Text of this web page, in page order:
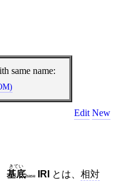
same name:
Edit New
基底
きてい
base
IRI とは、 相対